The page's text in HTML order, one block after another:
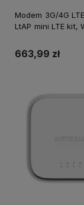
Modem 3G/4G
LtAP mini LTE kit,
USB, 1x miniPCI-e,
663,99 zł